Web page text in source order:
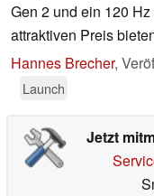
Gen 2 und ein 120
attraktiven Preis
Hannes Brecher,
Launch
Jetzt